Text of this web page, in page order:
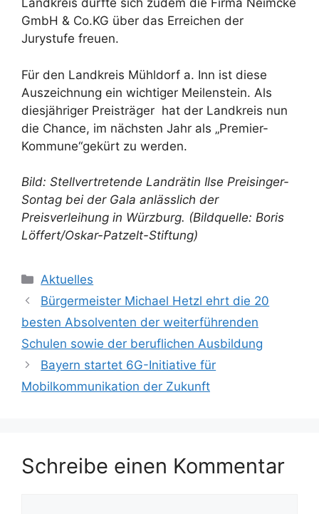
Landkreis durfte sich zudem die Firma Neimcke
GmbH & Co.KG über das Erreichen der
Jurystufe freuen.
Für den Landkreis Mühldorf a. Inn ist diese
Auszeichnung ein wichtiger Meilenstein. Als
diesjähriger Preisträger hat der Landkreis nun
die Chance, im nächsten Jahr als „Premier-
Kommune“gekürt zu werden.
Bild: Stellvertretende Landrätin Ilse Preisinger-
Sontag bei der Gala anlässlich der
Preisverleihung in Würzburg. (Bildquelle: Boris
Löffert/Oskar-Patzelt-Stiftung)
Kategorien
Aktuelles
Bürgermeister Michael Hetzl ehrt die 20
besten Absolventen der weiterführenden
Schulen sowie der beruflichen Ausbildung
Bayern startet 6G-Initiative für
Mobilkommunikation der Zukunft
Schreibe einen Kommentar